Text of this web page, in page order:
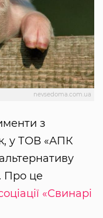
nevsedoma.com.ua
з
у ТОВ «АПК
Про це
«Свинарі